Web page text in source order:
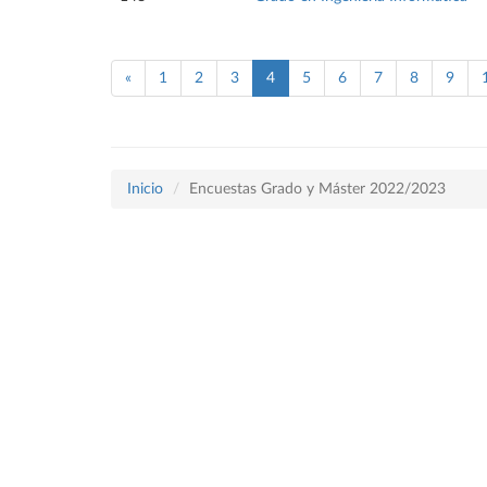
« 1 2 3 4 5 6 7 8 9
Inicio Encuestas Grado y Máster 2022/2023